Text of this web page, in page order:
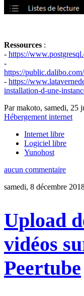
Ressources :
- https://
-
https://
- https://
installation-d-une-
Par makoto, samedi, 25
Hébergement internet
Internet libre
Logiciel libre
Yunohost
aucun commentaire
samedi, 8 décembre
Upload
vidéos
Peertube